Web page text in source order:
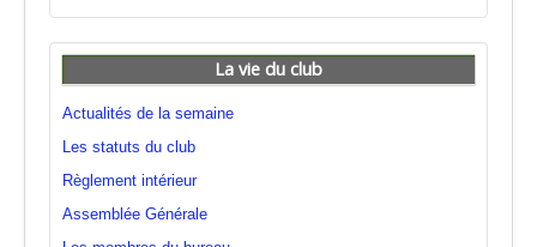
La vie du club
Actualités de la semaine
Les statuts du club
Règlement intérieur
Assemblée Générale